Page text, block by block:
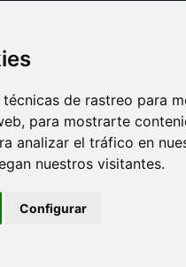
de rastreo para
para mostrarte
analizar el tráfico en
nuestros visitantes.
Configurar